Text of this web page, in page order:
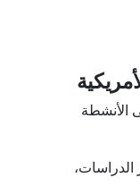
الأنشطة
الدراسات،